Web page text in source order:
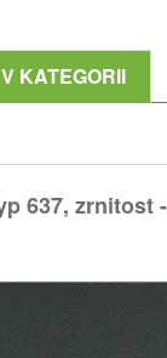
KATEGORII
637, zrnitost